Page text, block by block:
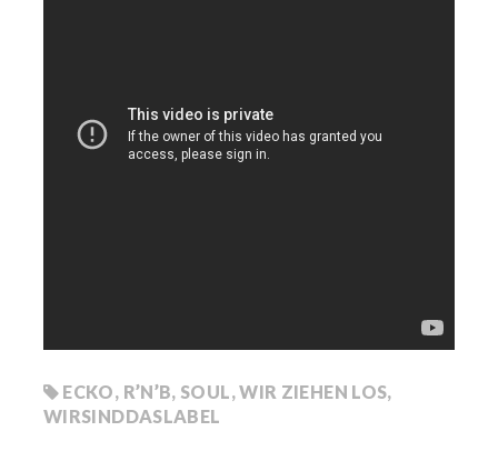
ECKO, R’N’B, SOUL,WIR ZIEHEN LOS,
WIRSINDDASLABEL